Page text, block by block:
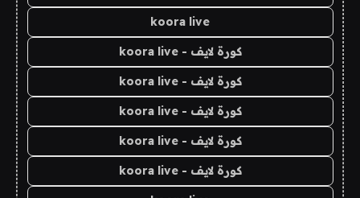
koora live
كورة لايف - koora live
كورة لايف - koora live
كورة لايف - koora live
كورة لايف - koora live
كورة لايف - koora live